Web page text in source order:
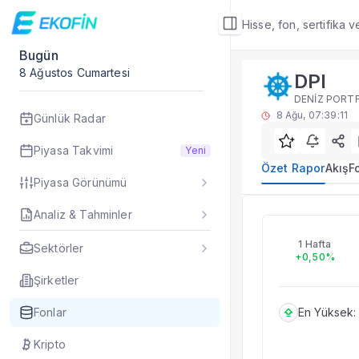
Hisse, fon, sertifika
Bugün
8 Ağustos Cumartesi
Günlük Radar
Piyasa Takvimi Yeni
Piyasa Görünümü
Analiz & Tahminler
Sektörler
Şirketler
Fonlar
Kripto
Fon Detay
Özet Rapor
DPI yatırım
DPI fonu özet
TEFAS DPI fonu
Fon verileri hangi
Evet. Fon detay
Fon Detay— İlgili
Fon Portföyü
DPI
DENİZ
8 Ağu, 07:39:11
Özet RaporAkış
1 Hafta
+0,50%
En Yüksek: